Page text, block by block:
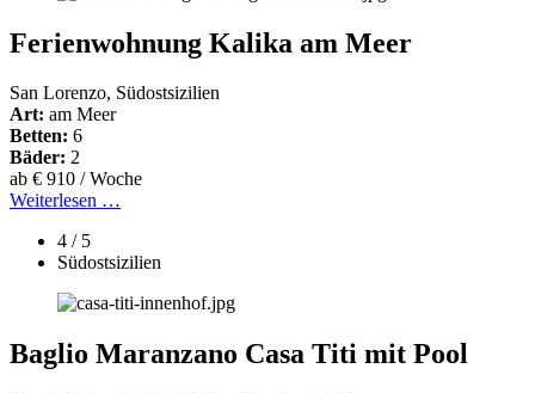
Ferienwohnung Kalika am Meer
San Lorenzo, Südostsizilien
Art: am Meer
Betten: 6
Bäder: 2
ab € 910 / Woche
Weiterlesen …
4 / 5
Südostsizilien
Baglio Maranzano Casa Titi mit Pool